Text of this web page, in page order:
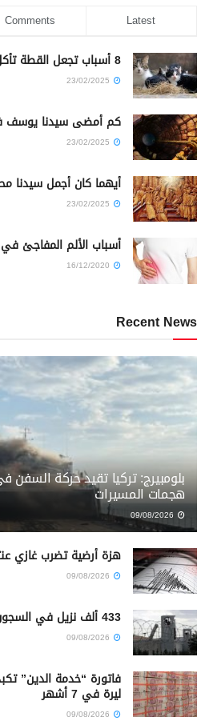
Comments Latest
8 أسباب تجعل القطة تأكل صغارها
كم أمضى سيدنا يوسف
أيهما كان أجمل سيدنا
أسباب الألم المفاجئ
Recent News
بلومبيرج: تركيا تقيد حركة السفن
هجمات المسيرات
هزة أرضية تضرب غازي
433 ألف نزيل في السجون التركية
ليرة في 7 أشهر